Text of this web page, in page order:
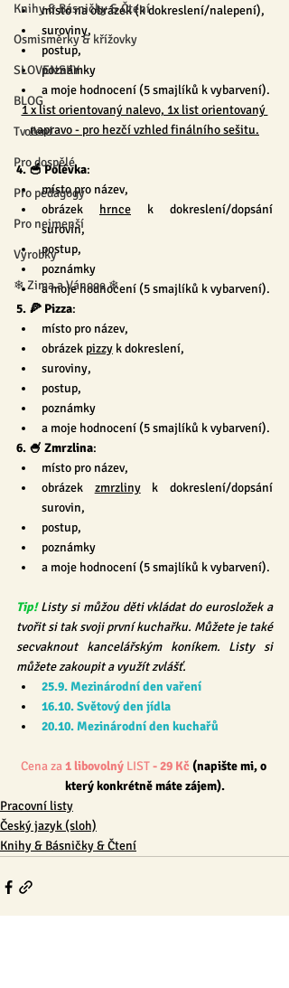
Knihy & Básničky & Čtení
Osmisměrky & křížovky
SLOVENSKY
BLOG
Tvoření
Pro dospělé
Pro pedagogy
Pro nejmenší
Výrobky
❄ Zima a Vánoce ❄
místo na obrázek (k dokreslení/nalepení),
suroviny,
postup,
poznámky
a moje hodnocení (5 smajlíků k vybarvení).
1 x list orientovaný nalevo, 1x list orientovaný
napravo - pro hezčí vzhled finálního sešitu.
4. 🥣 Polévka:
místo pro název,
obrázek hrnce k dokreslení/dopsání
surovin,
postup,
poznámky
a moje hodnocení (5 smajlíků k vybarvení).
5. 🍕 Pizza:
místo pro název,
obrázek pizzy k dokreslení,
suroviny,
postup,
poznámky
a moje hodnocení (5 smajlíků k vybarvení).
6. 🍧 Zmrzlina:
místo pro název,
obrázek zmrzliny k dokreslení/dopsání
surovin,
postup,
poznámky
a moje hodnocení (5 smajlíků k vybarvení).
Tip! Listy si můžou děti vkládat do eurosložek a
tvořit si tak svoji první kuchařku. Můžete je také
secvaknout kancelářským koníkem. Listy si
můžete zakoupit a využít zvlášť.
25.9. Mezinárodní den vaření
16.10. Světový den jídla
20.10. Mezinárodní den kuchařů
Cena za 1 libovolný LIST - 29 Kč (napište mi, o
který konkrétně máte zájem).
Pracovní listy
Český jazyk (sloh)
Knihy & Básničky & Čtení